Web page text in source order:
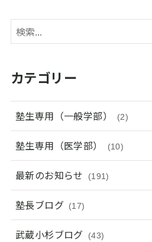
カテゴリー
塾生専用（一般学部） (2)
塾生専用（医学部） (10)
最新のお知らせ (191)
塾長ブログ (17)
武蔵小杉ブログ (43)